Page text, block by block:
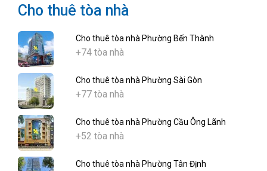
Cho thuê tòa nhà
Cho thuê tòa nhà Phường Bến Thành
+74 tòa nhà
Cho thuê tòa nhà Phường Sài Gòn
+77 tòa nhà
Cho thuê tòa nhà Phường Cầu Ông Lãnh
+52 tòa nhà
Cho thuê tòa nhà Phường Tân Định